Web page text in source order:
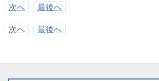
次へ
最後へ
次へ 最後へ